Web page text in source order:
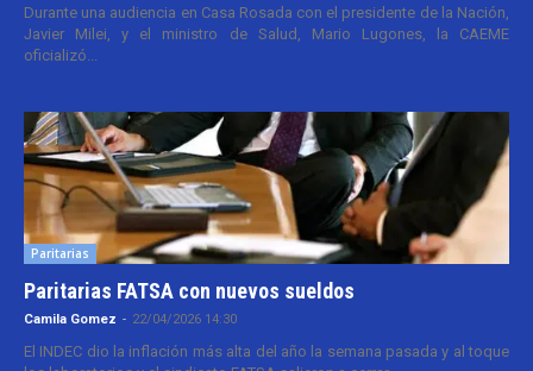
Durante una audiencia en Casa Rosada con el presidente de la Nación,
Javier Milei, y el ministro de Salud, Mario Lugones, la CAEME
oficializó...
Paritarias
Paritarias FATSA con nuevos sueldos
Camila Gomez - 22/04/2026 14:30
El INDEC dio la inflación más alta del año la semana pasada y al toque